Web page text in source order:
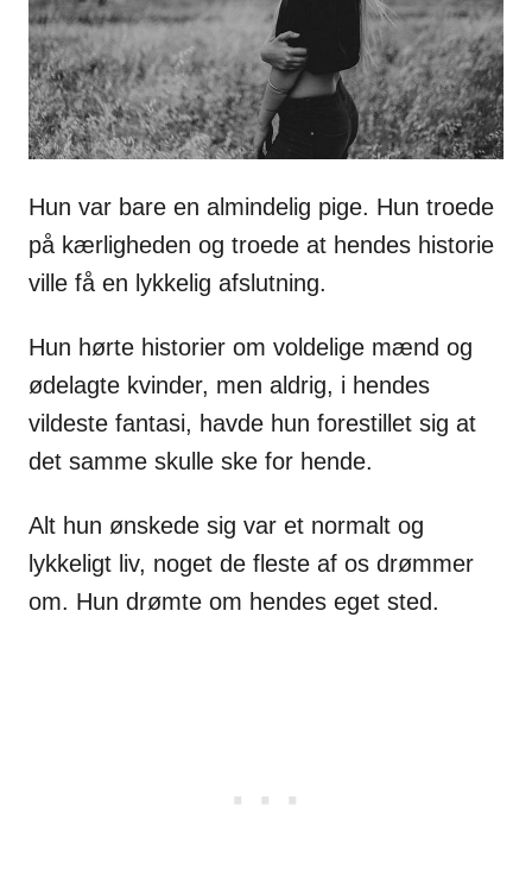
s
Hun var bare en almindelig pige. Hun troede
på kærligheden og troede at hendes historie
ville få en lykkelig afslutning.
Hun hørte historier om voldelige mænd og
ødelagte kvinder, men aldrig, i hendes
vildeste fantasi, havde hun forestillet sig at
det samme skulle ske for hende.
Alt hun ønskede sig var et normalt og
lykkeligt liv, noget de fleste af os drømmer
om. Hun drømte om hendes eget sted.